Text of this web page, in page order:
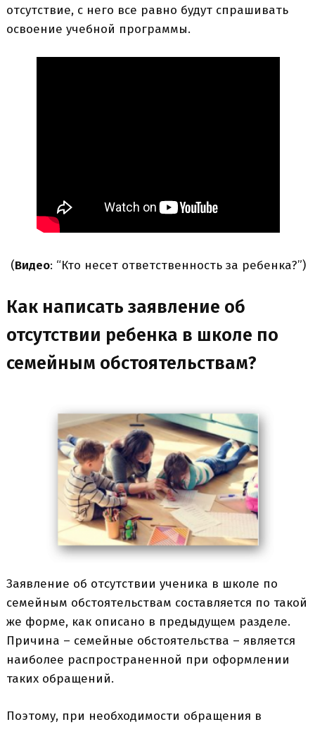
отсутствие, с него все равно будут спрашивать
освоение учебной программы.
(Видео: “Кто несет ответственность за ребенка?”)
Как написать заявление об
отсутствии ребенка в школе по
семейным обстоятельствам?
Заявление об отсутствии ученика в школе по
семейным обстоятельствам составляется по такой
же форме, как описано в предыдущем разделе.
Причина – семейные обстоятельства – является
наиболее распространенной при оформлении
таких обращений.
Поэтому, при необходимости обращения в